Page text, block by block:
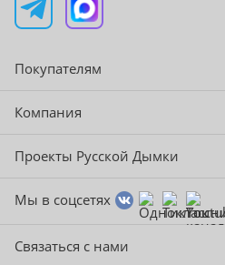
Покупателям
Компания
Проекты Русской Дымки
Мы в соцсетях
Связаться с нами